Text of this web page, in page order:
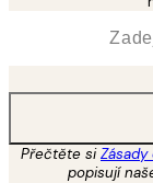
Přečtěte si
popisují